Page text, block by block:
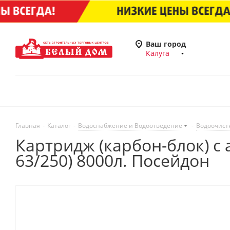
Ваш город
Калуга
Главная - Каталог - Водоснабжение и Водоотведение -
Картридж (карбон-блок)
63/250) 8000л. Посейдон